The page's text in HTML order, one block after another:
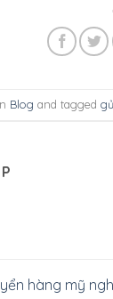
Blog and tagged
hàng mỹ